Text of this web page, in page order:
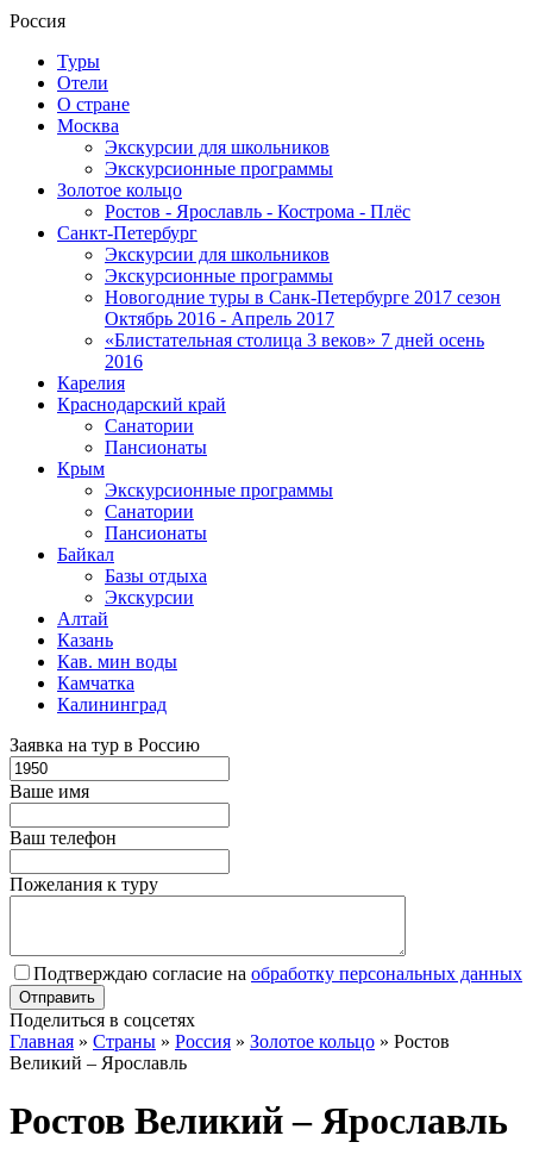
Россия
Туры
Отели
О стране
Москва
Экскурсии для школьников
Экскурсионные программы
Золотое кольцо
Ростов - Ярославль - Кострома - Плёс
Санкт-Петербург
Экскурсии для школьников
Экскурсионные программы
Новогодние туры в Санк-Петербурге 2017 сезон
Октябрь 2016 - Апрель 2017
«Блистательная столица 3 веков» 7 дней осень
2016
Карелия
Краснодарский край
Санатории
Пансионаты
Крым
Экскурсионные программы
Санатории
Пансионаты
Байкал
Базы отдыха
Экскурсии
Алтай
Казань
Кав. мин воды
Камчатка
Калининград
Заявка на тур в Россию
Ваше имя
Ваш телефон
Пожелания к туру
Подтверждаю согласие на обработку персональных данных
Поделиться в соцсетях
Главная » Страны » Россия » Золотое кольцо » Ростов
Великий – Ярославль
Ростов Великий – Ярославль